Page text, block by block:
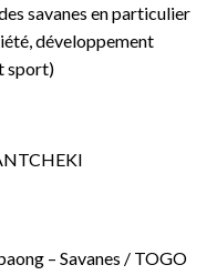
savanes en particulier
développement
sport)
– Savanes / TOGO